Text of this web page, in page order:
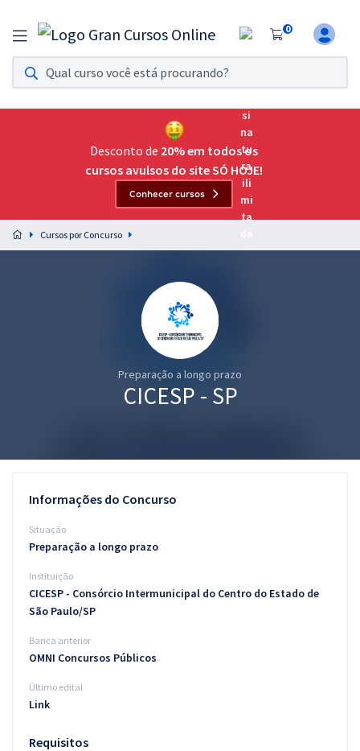
0
Assinatura Ilimitada 11
Acesso a todos os cursos. Teste grátis por 7 dias!
Assinatura OAB Até Passar
Acesso ilimitado a toda preparação para o Exame da
Preparação completa e intensiva para as principais
residências em saúde do Brasil
Questões grátis
Blog
Desconto de 20% em todos os
cursos avulsos do site SÓ HOJE!
Conhecer cursos
Cursos por Concurso
Preparação a longo prazo
CICESP - SP
Informações do Concurso
Situação
Preparação a longo prazo
Instituição
CICESP - Consórcio Intermunicipal do Centro do Estado de
São Paulo/SP
Banca anterior
OMNI Concursos Públicos
Último edital
Link
Requisitos